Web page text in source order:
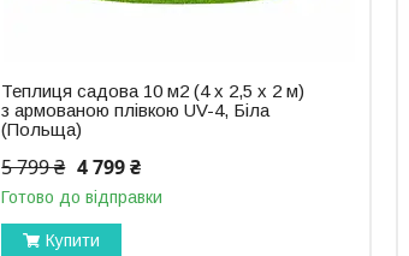
Теплиця садова 10 м2 (4 х 2,5 х 2 м)
з армованою плівкою UV-4, Біла
(Польща)
5 799 ₴ 4 799 ₴
Готово до відправки
Купити